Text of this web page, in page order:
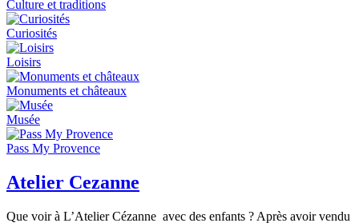
Culture et traditions
Curiosités
Loisirs
Monuments et châteaux
Musée
Pass My Provence
Atelier Cezanne
Que voir à L’Atelier Cézanne avec des enfants ? Après avoir vendu